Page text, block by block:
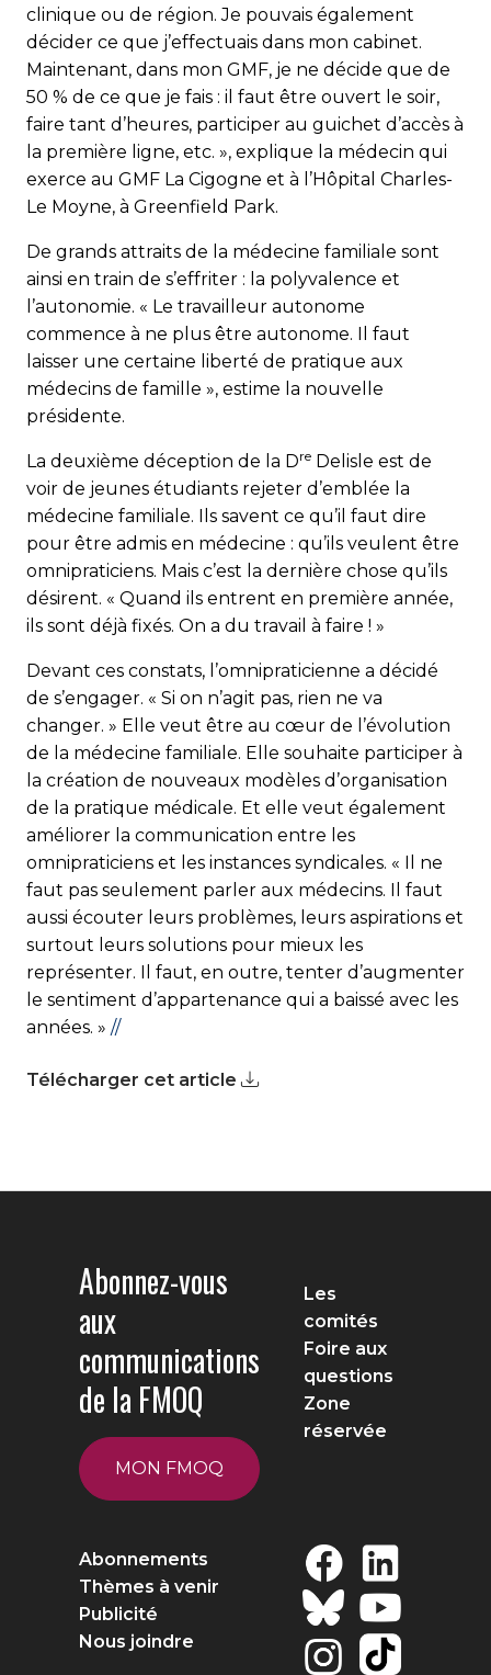
clinique ou de région. Je pouvais également
décider ce que j’effectuais dans mon cabinet.
Maintenant, dans mon GMF, je ne décide que de
50 % de ce que je fais : il faut être ouvert le soir,
faire tant d’heures, participer au guichet d’accès à
la première ligne, etc. », explique la médecin qui
exerce au GMF La Cigogne et à l’Hôpital Charles-
Le Moyne, à Greenfield Park.
De grands attraits de la médecine familiale sont
ainsi en train de s’effriter : la polyvalence et
l’autonomie. « Le travailleur autonome
commence à ne plus être autonome. Il faut
laisser une certaine liberté de pratique aux
médecins de famille », estime la nouvelle
présidente.
La deuxième déception de la Dre Delisle est de
voir de jeunes étudiants rejeter d’emblée la
médecine familiale. Ils savent ce qu’il faut dire
pour être admis en médecine : qu’ils veulent être
omnipraticiens. Mais c’est la dernière chose qu’ils
désirent. « Quand ils entrent en première année,
ils sont déjà fixés. On a du travail à faire ! »
Devant ces constats, l’omnipraticienne a décidé
de s’engager. « Si on n’agit pas, rien ne va
changer. » Elle veut être au cœur de l’évolution
de la médecine familiale. Elle souhaite participer à
la création de nouveaux modèles d’organisation
de la pratique médicale. Et elle veut également
améliorer la communication entre les
omnipraticiens et les instances syndicales. « Il ne
faut pas seulement parler aux médecins. Il faut
aussi écouter leurs problèmes, leurs aspirations et
surtout leurs solutions pour mieux les
représenter. Il faut, en outre, tenter d’augmenter
le sentiment d’appartenance qui a baissé avec les
années. » //
Télécharger cet article
Abonnez-vous
aux
communications
de la FMOQ
MON FMOQ
Les
comités
Foire aux
questions
Zone
réservée
Abonnements
Thèmes à venir
Publicité
Nous joindre